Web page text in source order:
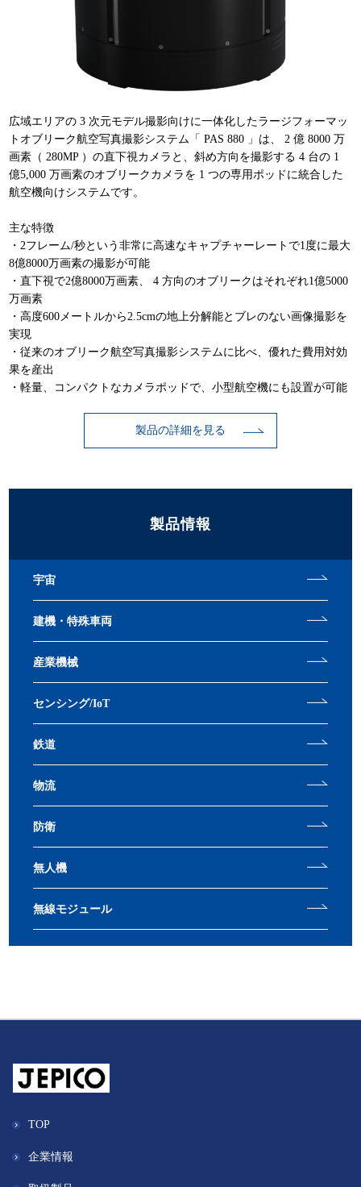
広域エリアの 3 次元モデル撮影向けに一体化したラージフォーマッ
トオブリーク航空写真撮影システム「 PAS 880 」は、 2 億 8000 万
画素（ 280MP ）の直下視カメラと、斜め方向を撮影する 4 台の 1
億5,000 万画素のオブリークカメラを 1 つの専用ポッドに統合した
航空機向けシステムです。
主な特徴
・2フレーム/秒という非常に高速なキャプチャーレートで1度に最大
8億8000万画素の撮影が可能
・直下視で2億8000万画素、 4 方向のオブリークはそれぞれ1億5000
万画素
・高度600メートルから2.5cmの地上分解能とブレのない画像撮影を
実現
・従来のオブリーク航空写真撮影システムに比べ、優れた費用対効
果を産出
・軽量、コンパクトなカメラポッドで、小型航空機にも設置が可能
製品の詳細を見る
製品情報
宇宙
建機・特殊車両
産業機械
センシング/IoT
鉄道
物流
防衛
無人機
無線モジュール
TOP
企業情報